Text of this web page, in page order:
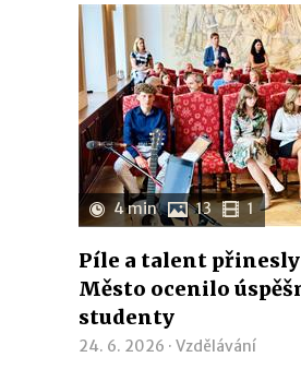
4 min 13 1
Píle a talent
Město ocenilo
studenty
24. 6. 2026 · Vzdělávání